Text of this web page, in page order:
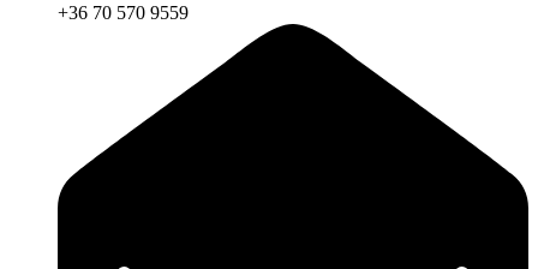
+36 70 570 9559